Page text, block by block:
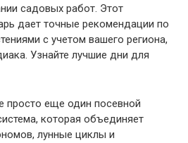
садовых работ. Этот
дает точные рекомендации по
с учетом вашего региона,
Узнайте лучшие дни для
просто еще один посевной
которая объединяет
лунные циклы и